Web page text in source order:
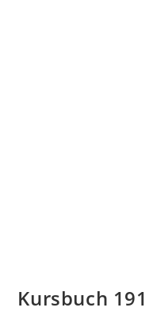
Kursbuch